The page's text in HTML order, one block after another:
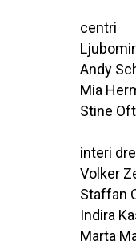
centri
Andy
Mia
Stine
interi
Volker
Staffan
Indira
Marta